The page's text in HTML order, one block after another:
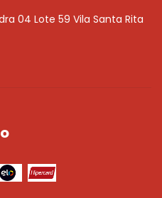
04 Lote 59 Vila Santa Rita